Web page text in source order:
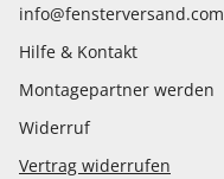
info@fensterversand.com
Hilfe & Kontakt
Montagepartner werden
Widerruf
Vertrag widerrufen